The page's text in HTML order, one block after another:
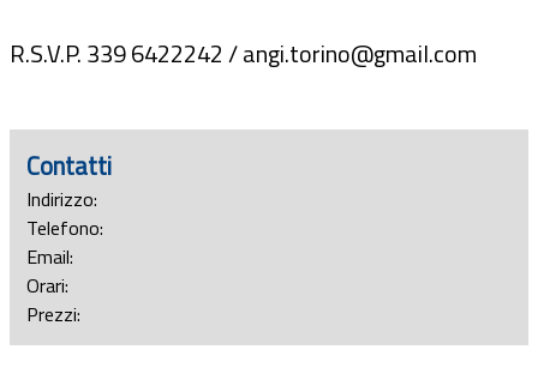
R.S.V.P. 339 6422242 / angi.torino@gmail.com
Contatti
Indirizzo:
Telefono:
Email:
Orari:
Prezzi: